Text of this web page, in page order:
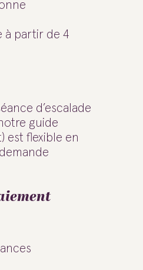
à partir de 4
d’escalade
guide
est flexible en